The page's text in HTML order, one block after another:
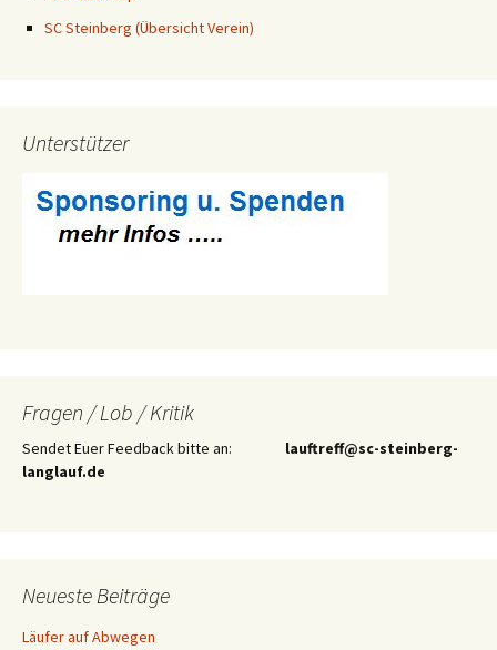
SC Steinberg (Übersicht Verein)
Unterstützer
Fragen / Lob / Kritik
Sendet Euer Feedback bitte an: lauftreff@sc-steinberg-
langlauf.de
Neueste Beiträge
Läufer auf Abwegen